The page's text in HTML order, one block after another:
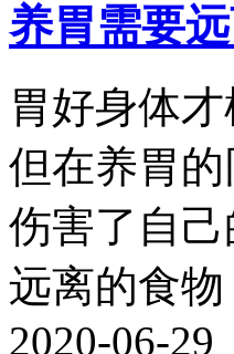
养胃需要
胃好身体
但在养胃
伤害了自
远离的食物
2020-06-29